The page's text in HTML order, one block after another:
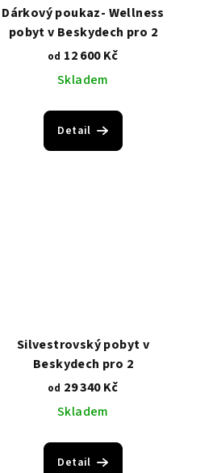
Dárkový poukaz- Wellness
pobyt v Beskydech pro 2
od 12 600 Kč
Skladem
Detail
Silvestrovský pobyt v
Beskydech pro 2
od 29 340 Kč
Skladem
Detail